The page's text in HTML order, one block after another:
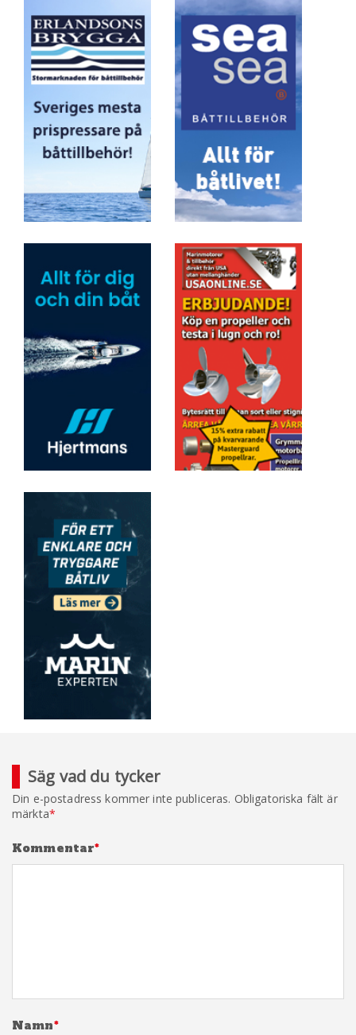
Säg vad du tycker
Din e-postadress kommer inte publiceras. Obligatoriska fält är
märkta*
Kommentar*
Namn*